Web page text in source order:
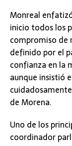
Monreal
inicio todos los
compromiso de
definido por el
confianza en la
aunque insistió
de Morena.
Uno de los
coordinador